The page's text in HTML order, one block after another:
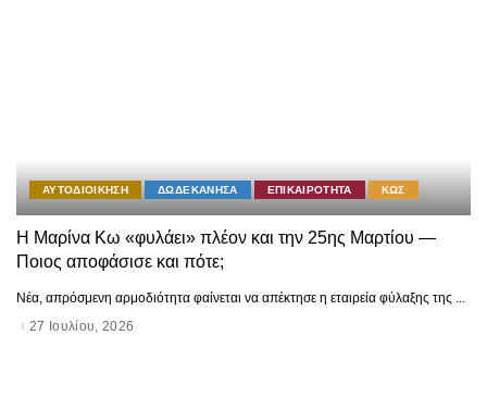
ΑΥΤΟΔΙΟΙΚΗΣΗ ΔΩΔΕΚΑΝΗΣΑ ΕΠΙΚΑΙΡΟΤΗΤΑ ΚΩΣ
Η Μαρίνα Κω «φυλάει» πλέον και την 25ης Μαρτίου —
Ποιος αποφάσισε και πότε;
Νέα, απρόσμενη αρμοδιότητα φαίνεται να απέκτησε η εταιρεία φύλαξης της
27 Ιουλίου, 2026